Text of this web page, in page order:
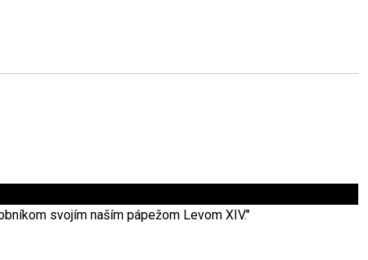
svojím naším pápežom Levom XIV."